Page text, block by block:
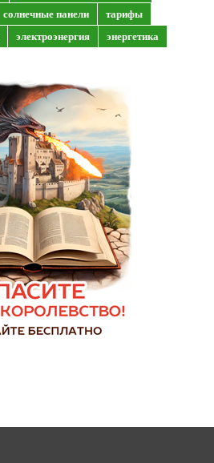
солнечные панели
тарифы
электроэнергия энергетика